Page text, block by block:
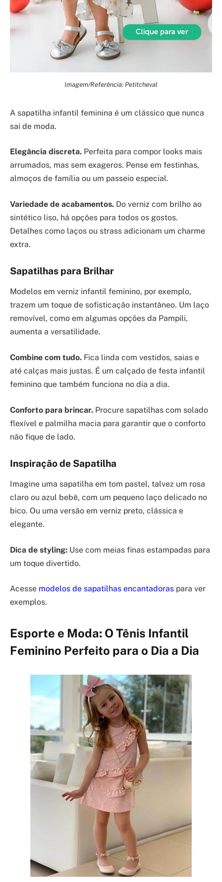
Imagem/Referência: Petitcheval
A sapatilha infantil feminina é um clássico que nunca
sai de moda.
Elegância discreta. Perfeita para compor looks mais
arrumados, mas sem exageros. Pense em festinhas,
almoços de família ou um passeio especial.
Variedade de acabamentos. Do verniz com brilho ao
sintético liso, há opções para todos os gostos.
Detalhes como laços ou strass adicionam um charme
extra.
Sapatilhas para Brilhar
Modelos em verniz infantil feminino, por exemplo,
trazem um toque de sofisticação instantâneo. Um laço
removível, como em algumas opções da Pampili,
aumenta a versatilidade.
Combine com tudo. Fica linda com vestidos, saias e
até calças mais justas. É um calçado de festa infantil
feminino que também funciona no dia a dia.
Conforto para brincar. Procure sapatilhas com solado
flexível e palmilha macia para garantir que o conforto
não fique de lado.
Inspiração de Sapatilha
Imagine uma sapatilha em tom pastel, talvez um rosa
claro ou azul bebê, com um pequeno laço delicado no
bico. Ou uma versão em verniz preto, clássica e
elegante.
Dica de styling: Use com meias finas estampadas para
um toque divertido.
Acesse modelos de sapatilhas encantadoras para ver
exemplos.
Esporte e Moda: O Tênis Infantil
Feminino Perfeito para o Dia a Dia